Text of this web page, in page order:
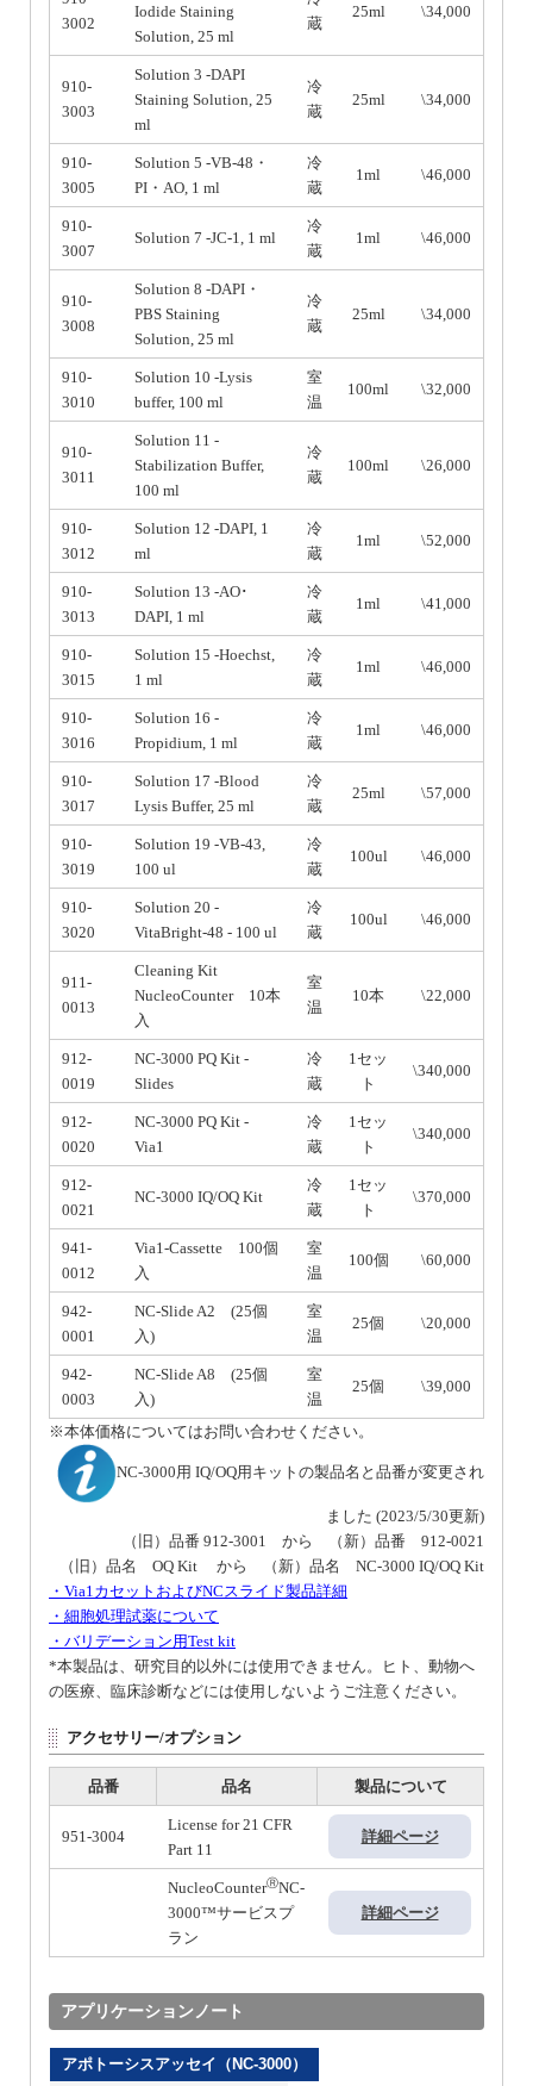
3002
Iodide Staining
Solution, 25 ml
蔵
25ml \34,000
910-
3003
Solution 3 -DAPI
Staining Solution, 25
ml
冷
蔵
25ml \34,000
910-
3005
Solution 5 -VB-48・
PI・AO, 1 ml
冷
蔵
1ml \46,000
910-
3007
Solution 7 -JC-1, 1 ml
冷
蔵
1ml \46,000
910-
3008
Solution 8 -DAPI・
PBS Staining
Solution, 25 ml
冷
蔵
25ml \34,000
910-
3010
Solution 10 -Lysis
buffer, 100 ml
室
温
100ml \32,000
910-
3011
Solution 11 -
Stabilization Buffer,
100 ml
冷
蔵
100ml \26,000
910-
3012
Solution 12 -DAPI, 1
ml
冷
蔵
1ml \52,000
910-
3013
Solution 13 -AO･
DAPI, 1 ml
冷
蔵
1ml \41,000
910-
3015
Solution 15 -Hoechst,
1 ml
冷
蔵
1ml \46,000
910-
3016
Solution 16 -
Propidium, 1 ml
冷
蔵
1ml \46,000
910-
3017
Solution 17 -Blood
Lysis Buffer, 25 ml
冷
蔵
25ml \57,000
910-
3019
Solution 19 -VB-43,
100 ul
冷
蔵
100ul \46,000
910-
3020
Solution 20 -
VitaBright-48 - 100 ul
冷
蔵
100ul \46,000
911-
0013
Cleaning Kit
NucleoCounter 10本
入
室
温
10本 \22,000
912-
0019
NC-3000 PQ Kit -
Slides
冷
蔵
1セッ
ト
\340,000
912-
0020
NC-3000 PQ Kit -
Via1
冷
蔵
1セッ
ト
\340,000
912-
0021
NC-3000 IQ/OQ Kit
冷
蔵
1セッ
ト
\370,000
941-
0012
Via1-Cassette 100個
入
室
温
100個 \60,000
942-
0001
NC‐Slide A2 (25個
入)
室
温
25個 \20,000
942-
0003
NC‐Slide A8 (25個
入)
室
温
25個 \39,000
※本体価格についてはお問い合わせください。
NC-3000用 IQ/OQ用キットの製品名と品番が変更され
ました (2023/5/30更新)
（旧）品番 912-3001 から （新）品番 912-0021
（旧）品名 OQ Kit から （新）品名 NC-3000 IQ/OQ Kit
・Via1カセットおよびNCスライド製品詳細
・細胞処理試薬について
・バリデーション用Test kit
*本製品は、研究目的以外には使用できません。ヒト、動物へ
の医療、臨床診断などには使用しないようご注意ください。
アクセサリー/オプション
品番 品名 製品について
951-3004
License for 21 CFR
Part 11
詳細ページ
NucleoCounterⓇNC-
3000™サービスプ
ラン
詳細ページ
アプリケーションノート
アポトーシスアッセイ（NC-3000）